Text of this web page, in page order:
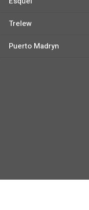
Trelew
Puerto Madryn